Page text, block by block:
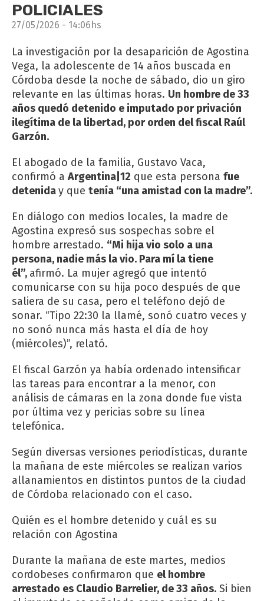
POLICIALES
27/05/2026 - 14:06hs
La investigación por la desaparición de Agostina
Vega, la adolescente de 14 años buscada en
Córdoba desde la noche de sábado, dio un giro
relevante en las últimas horas. Un hombre de 33
años quedó detenido e imputado por privación
ilegítima de la libertad, por orden del fiscal Raúl
Garzón.
El abogado de la familia, Gustavo Vaca,
confirmó a Argentina|12 que esta persona fue
deteniday que tenía “una amistad con la madre”.
En diálogo con medios locales, la madre de
Agostina expresó sus sospechas sobre el
hombre arrestado. “Mi hija vio solo a una
persona, nadie más la vio. Para mí la tiene
él”, afirmó. La mujer agregó que intentó
comunicarse con su hija poco después de que
saliera de su casa, pero el teléfono dejó de
sonar. “Tipo 22:30 la llamé, sonó cuatro veces y
no sonó nunca más hasta el día de hoy
(miércoles)”, relató.
El fiscal Garzón ya había ordenado intensificar
las tareas para encontrar a la menor, con
análisis de cámaras en la zona donde fue vista
por última vez y pericias sobre su línea
telefónica.
Según diversas versiones periodísticas, durante
la mañana de este miércoles se realizan varios
allanamientos en distintos puntos de la ciudad
de Córdoba relacionado con el caso.
Quién es el hombre detenido y cuál es su
relación con Agostina
Durante la mañana de este martes, medios
cordobeses confirmaron que el hombre
arrestado es Claudio Barrelier, de 33 años. Si bien